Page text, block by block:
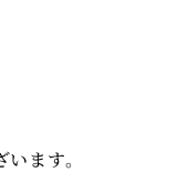
ます。